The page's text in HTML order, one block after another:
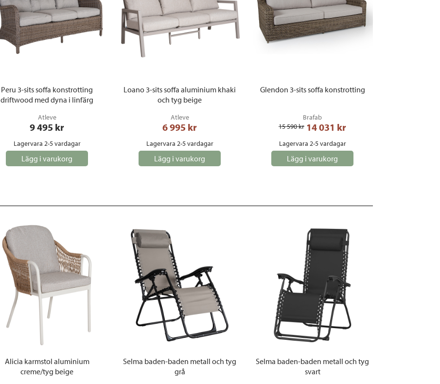
Peru 3-sits soffa konstrotting
driftwood med dyna i linfärg
Atleve
9 495 kr
Lagervara 2-5 vardagar
Lägg i varukorg
Loano 3-sits soffa aluminium khaki
och tyg beige
Atleve
6 995 kr
Lagervara 2-5 vardagar
Lägg i varukorg
Glendon 3-sits soffa konstrotting
Brafab
15 590 kr 14 031 kr
Lagervara 2-5 vardagar
Lägg i varukorg
Alicia karmstol aluminium
creme/tyg beige
Selma baden-baden metall och tyg
grå
Selma baden-baden metall och tyg
svart